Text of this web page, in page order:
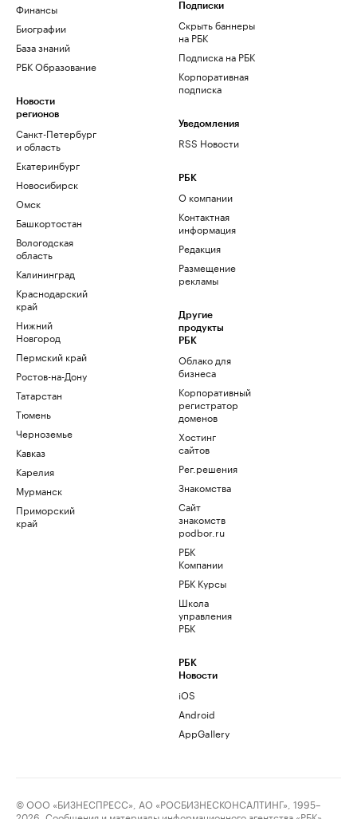
Финансы
Биографии
База знаний
РБК Образование
Новости
регионов
Санкт-Петербург
и область
Екатеринбург
Новосибирск
Омск
Башкортостан
Вологодская
область
Калининград
Краснодарский
край
Нижний
Новгород
Пермский край
Ростов-на-Дону
Татарстан
Тюмень
Черноземье
Кавказ
Карелия
Мурманск
Приморский
край
Подписки
Скрыть баннеры
на РБК
Подписка на РБК
Корпоративная
подписка
Уведомления
RSS Новости
РБК
О компании
Контактная
информация
Редакция
Размещение
рекламы
Другие
продукты
РБК
Облако для
бизнеса
Корпоративный
регистратор
доменов
Хостинг
сайтов
Рег.решения
Знакомства
Сайт
знакомств
podbor.ru
РБК
Компании
РБК Курсы
Школа
управления
РБК
РБК
Новости
iOS
Android
AppGallery
© ООО «БИЗНЕСПРЕСС», АО «РОСБИЗНЕСКОНСАЛТИНГ», 1995–